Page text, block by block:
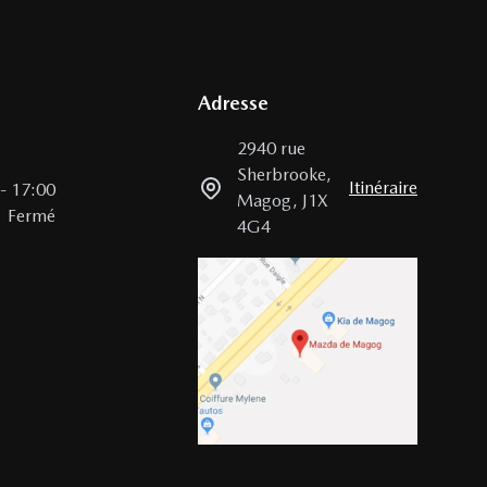
- 17:00
Fermé
Adresse
2940 rue
Sherbrooke,
Magog, J1X
4G4
Itinéraire